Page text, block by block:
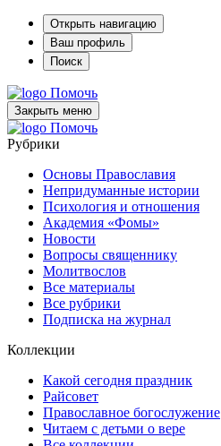
Открыть навигацию
Ваш профиль
Поиск
Помочь
Закрыть меню
Помочь
Рубрики
Основы Православия
Непридуманные истории
Психология и отношения
Академия «Фомы»
Новости
Вопросы священнику
Молитвослов
Все материалы
Все рубрики
Подписка на журнал
Коллекции
Какой сегодня праздник
Райсовет
Православное богослужение
Читаем с детьми о вере